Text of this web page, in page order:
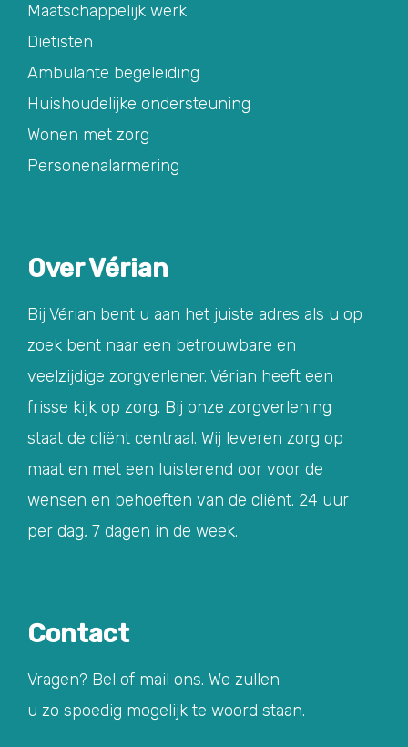
Maatschappelijk werk
Diëtisten
Ambulante begeleiding
Huishoudelijke ondersteuning
Wonen met zorg
Personenalarmering
Over Vérian
Bij Vérian bent u aan het juiste adres als u op
zoek bent naar een betrouwbare en
veelzijdige zorgverlener. Vérian heeft een
frisse kijk op zorg. Bij onze zorgverlening
staat de cliënt centraal. Wij leveren zorg op
maat en met een luisterend oor voor de
wensen en behoeften van de cliënt. 24 uur
per dag, 7 dagen in de week.
Contact
Vragen? Bel of mail ons. We zullen
u zo spoedig mogelijk te woord staan.